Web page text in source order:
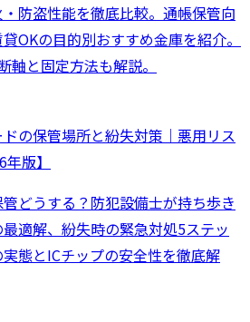
防盗性能を徹底比較。通帳保管向
OKの目的別おすすめ金庫を紹介。
軸と固定方法も解説。
の保管場所と紛失対策｜悪用リス
版】
どうする？防犯設備士が持ち歩き
適解、紛失時の緊急対処5ステッ
態とICチップの安全性を徹底解